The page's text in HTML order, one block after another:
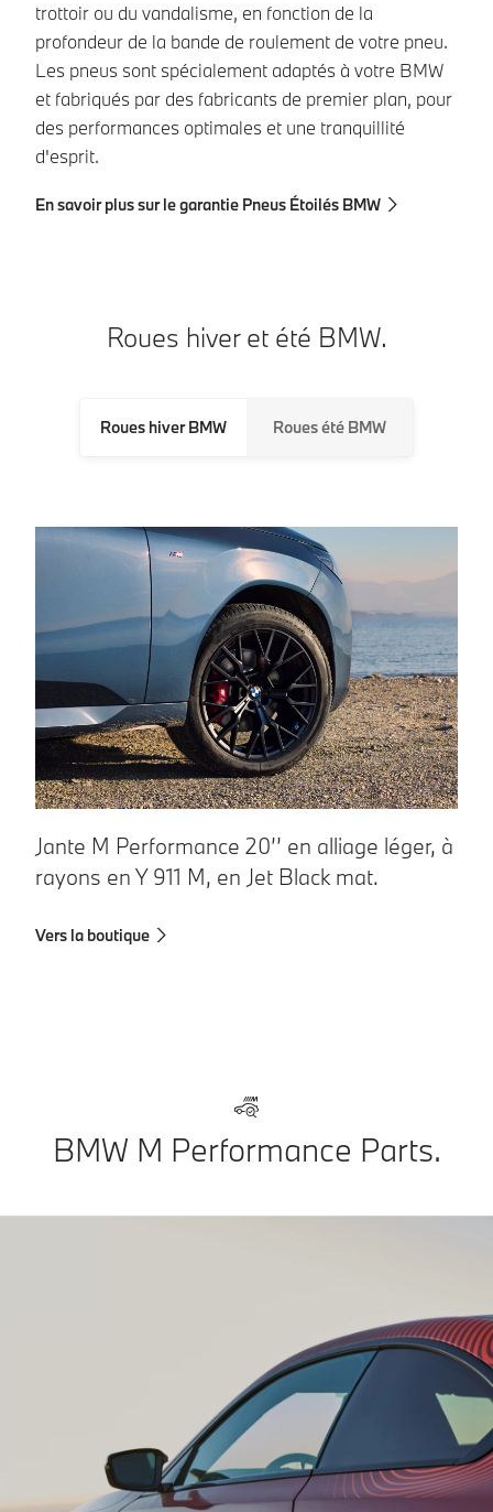
trottoir ou du vandalisme, en fonction de la
profondeur de la bande de roulement de votre pneu.
Les pneus sont spécialement adaptés à votre BMW
et fabriqués par des fabricants de premier plan, pour
des performances optimales et une tranquillité
d'esprit.
En savoir plus sur le garantie Pneus Étoilés BMW
Roues hiver et été BMW.
Roues hiver BMW Roues été BMW
Jante M Performance 20’’ en alliage léger, à
rayons en Y 911 M, en Jet Black mat.
Vers la boutique
BMW M Performance Parts.